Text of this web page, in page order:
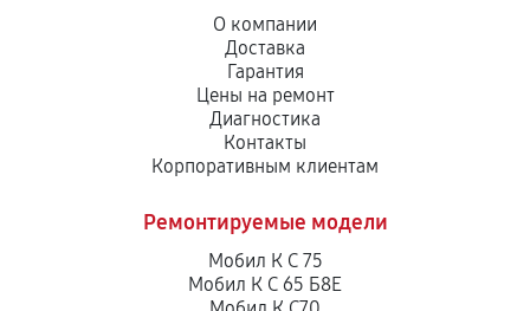
О компании
Доставка
Гарантия
Цены на ремонт
Диагностика
Контакты
Корпоративным клиентам
Ремонтируемые модели
Мобил К С 75
Мобил К С 65 Б8Е